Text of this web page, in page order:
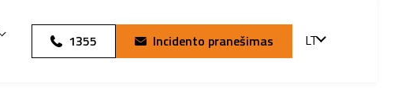
1355 Incidento pranešimas LT